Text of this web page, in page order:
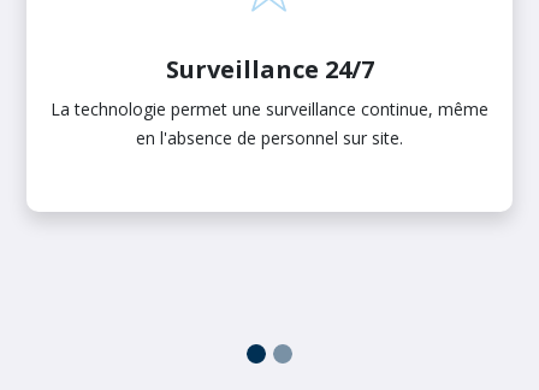
Surveillance 24/7
La technologie permet une surveillance continue, même
en l'absence de personnel sur site.